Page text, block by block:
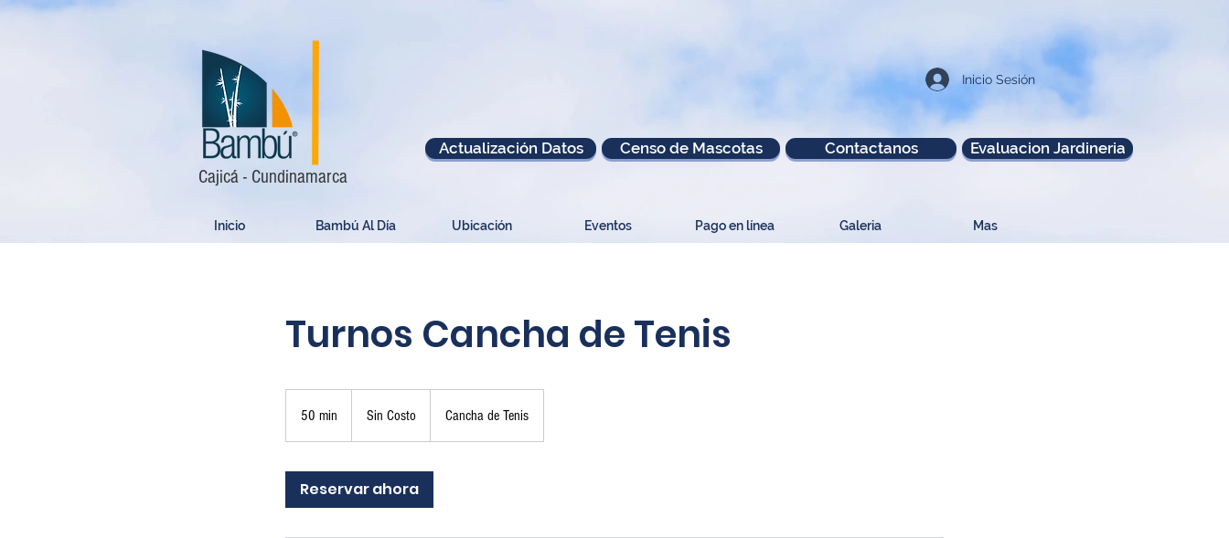
Cajicá - Cundinamarca
Actualización Datos Censo de Mascotas
Inicio Sesión
Contactanos Evaluacion Jardineria
Inicio Bambú Al Día Ubicación Eventos Pago en línea Galeria Mas
Turnos Cancha de Tenis
50 min
0
Sin Costo Cancha de Tenis
Reservar ahora